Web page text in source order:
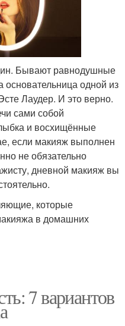
Бывают равнодушные
основательница одной из
Лаудер. И это верно.
сами собой
и восхищённые
если макияж выполнен
не обязательно
дневной макияж вы
которые
в домашних
7 вариантов